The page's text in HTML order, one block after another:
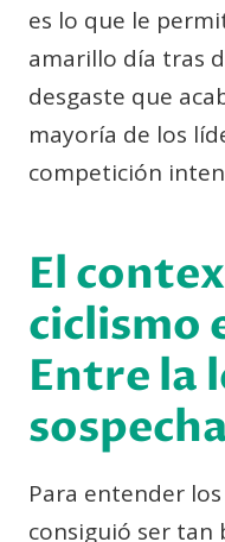
es lo que le
amarillo día tras
desgaste que
mayoría de los
competición
El
ciclismo
Entre la
Para entender
consiguió ser tan